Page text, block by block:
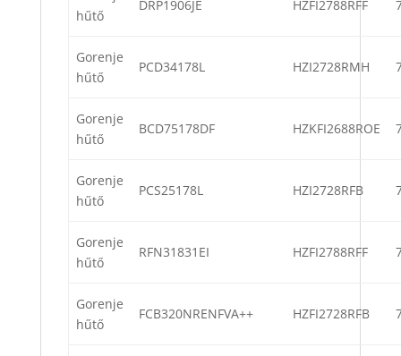
hűtő
DRP1906JE HZFI2788RFF
Gorenje
hűtő
PCD34178L HZI2728RMH
Gorenje
hűtő
BCD75178DF HZKFI2688ROE
Gorenje
hűtő
PCS25178L HZI2728RFB
Gorenje
hűtő
RFN31831EI HZFI2788RFF
Gorenje
hűtő
FCB320NRENFVA++ HZFI2728RFB